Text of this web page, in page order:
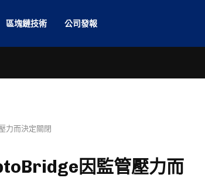
區塊鏈技術 公司發報
力而決定關閉
因監管壓力而